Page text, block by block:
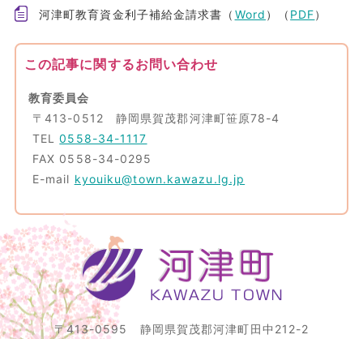
河津町教育資金利子補給金請求書（ Word ）（ PDF）
この記事に関するお問い合わせ
教育委員会
〒413-0512 静岡県賀茂郡河津町笹原78-4
TEL0558-34-1117
FAX 0558-34-0295
E-mail kyouiku@town.kawazu.lg.jp
〒413-0595 静岡県賀茂郡河津町田中212-2